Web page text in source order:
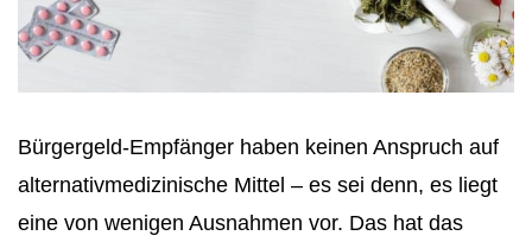
Bürgergeld-Empfänger haben keinen Anspruch auf
alternativmedizinische Mittel – es sei denn, es liegt
eine von wenigen Ausnahmen vor. Das hat das